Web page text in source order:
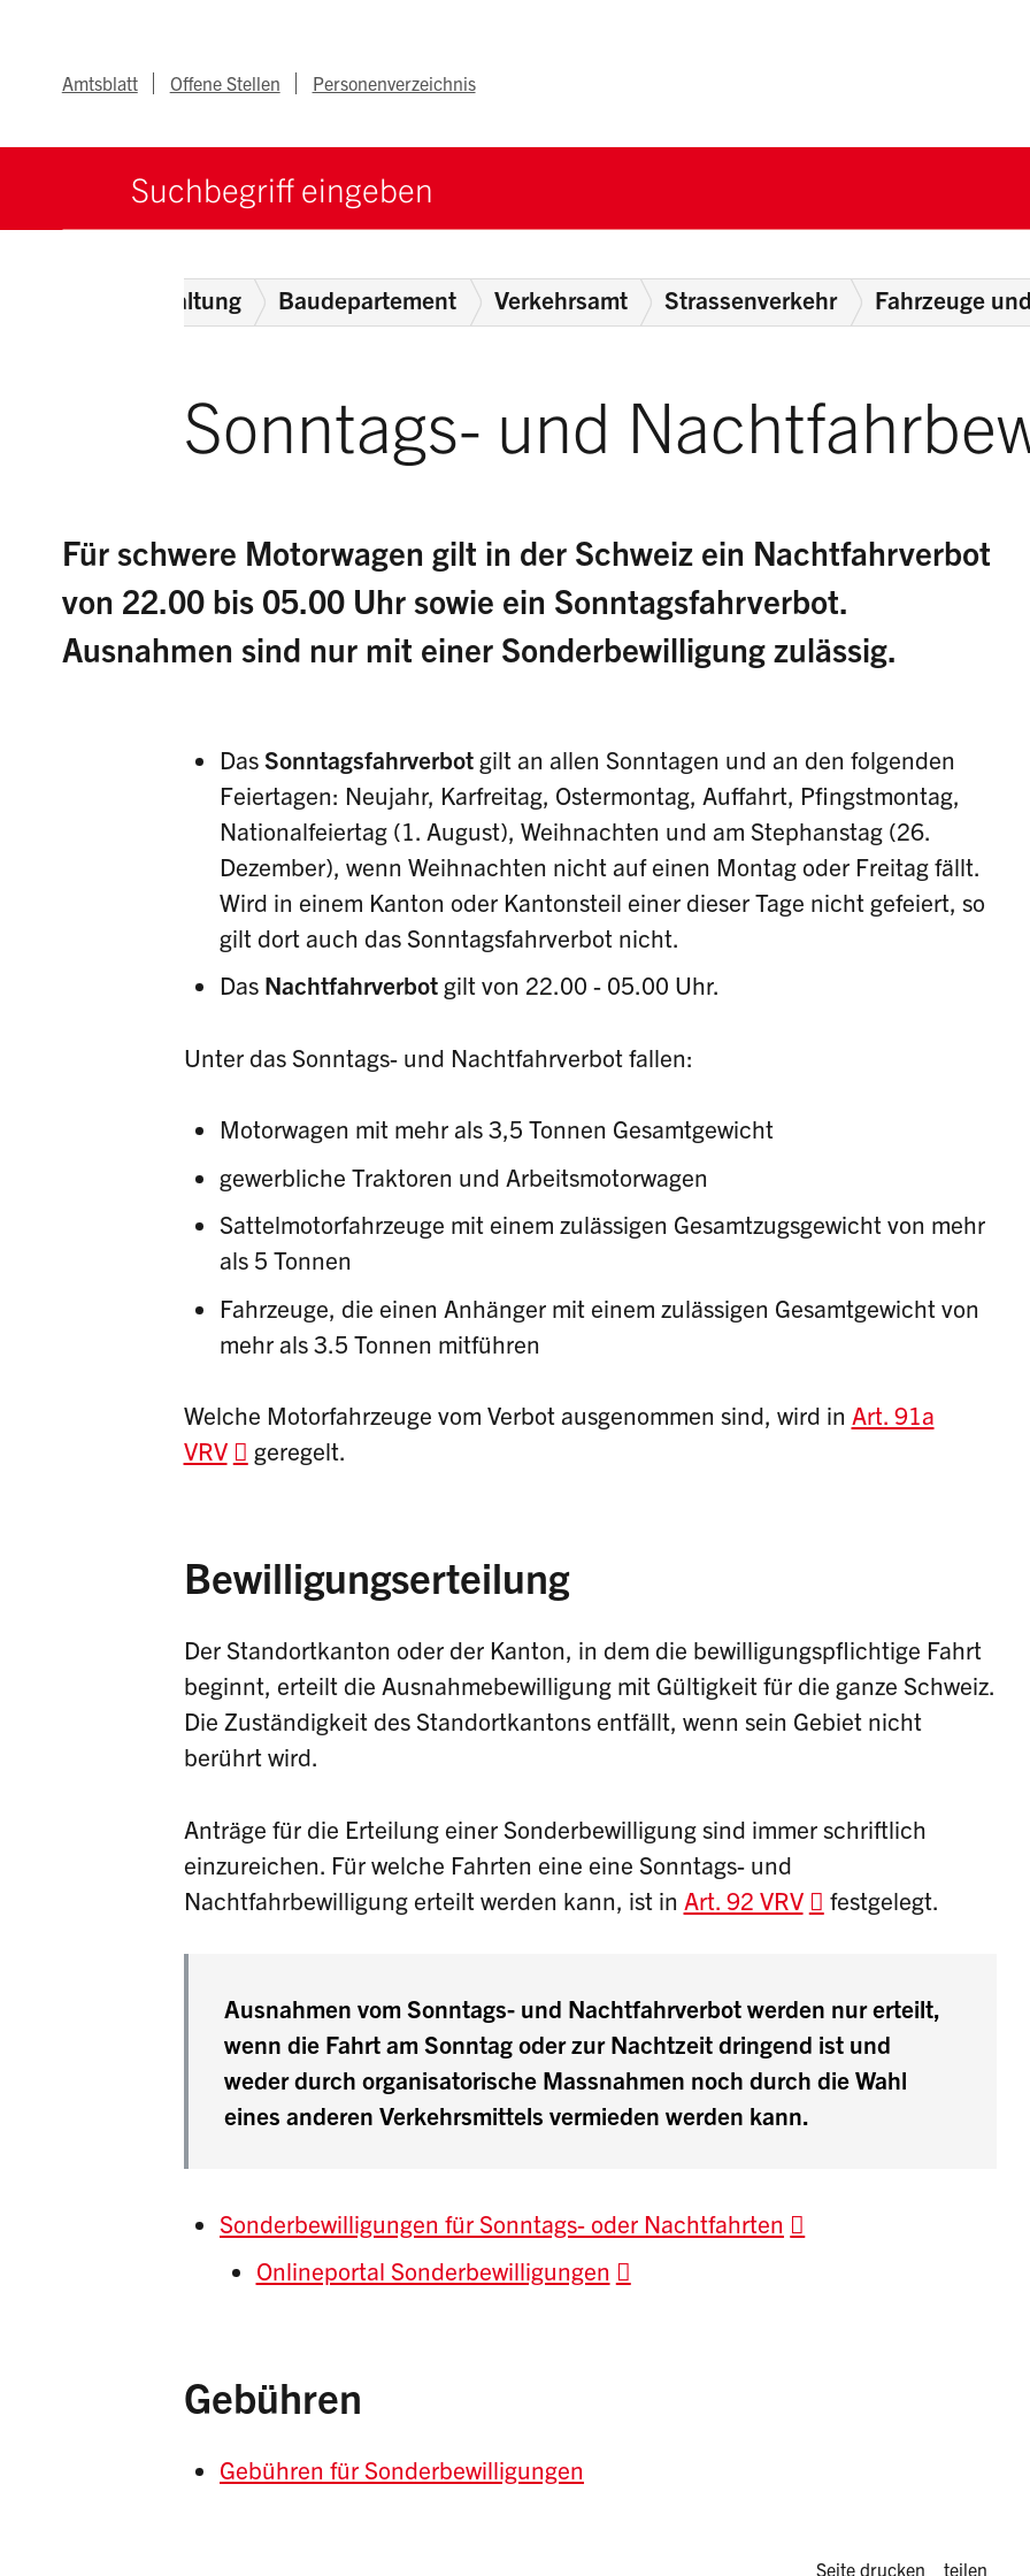
Metanav
Amtsblatt Offene Stellen Personenverzeichnis
Suchbegriff
Verwaltung Baudepartement Verkehrsamt Strassenverkehr Fahrzeuge
Sonntags- und
Für schwere Motorwagen gilt in der Schweiz ein Nachtfahrverbot
von 22.00 bis 05.00 Uhr sowie ein Sonntagsfahrverbot.
Ausnahmen sind nur mit einer Sonderbewilligung zulässig.
DasSonntagsfahrverbot gilt an allen Sonntagen und an den folgenden
Feiertagen: Neujahr, Karfreitag, Ostermontag, Auffahrt, Pfingstmontag,
Nationalfeiertag (1. August), Weihnachten und am Stephanstag (26.
Dezember), wenn Weihnachten nicht auf einen Montag oder Freitag fällt.
Wird in einem Kanton oder Kantonsteil einer dieser Tage nicht gefeiert, so
gilt dort auch das Sonntagsfahrverbot nicht.
Das Nachtfahrverbot gilt von 22.00 - 05.00 Uhr.
Unter das Sonntags- und Nachtfahrverbot fallen:
Motorwagen mit mehr als 3,5 Tonnen Gesamtgewicht
gewerbliche Traktoren und Arbeitsmotorwagen
Sattelmotorfahrzeuge mit einem zulässigen Gesamtzugsgewicht von mehr
als 5 Tonnen
Fahrzeuge, die einen Anhänger mit einem zulässigen Gesamtgewicht von
mehr als 3.5 Tonnen mitführen
Welche Motorfahrzeuge vom Verbot ausgenommen sind, wird in Art. 91a
VRV
geregelt.
Bewilligungserteilung
Der Standortkanton oder der Kanton, in dem die bewilligungspflichtige Fahrt
beginnt, erteilt die Ausnahmebewilligung mit Gültigkeit für die ganze Schweiz.
Die Zuständigkeit des Standortkantons entfällt, wenn sein Gebiet nicht
berührt wird.
Anträge für die Erteilung einer Sonderbewilligung sind immer schriftlich
einzureichen. Für welche Fahrten eine eine Sonntags- und
Nachtfahrbewilligung erteilt werden kann, ist in Art. 92 VRV festgelegt.
Ausnahmen vom Sonntags- und Nachtfahrverbot werden nur erteilt,
wenn die Fahrt am Sonntag oder zur Nachtzeit dringend ist und
weder durch organisatorische Massnahmen noch durch die Wahl
eines anderen Verkehrsmittels vermieden werden kann.
Sonderbewilligungen für Sonntags- oder Nachtfahrten
Onlineportal Sonderbewilligungen
Gebühren
Gebühren für Sonderbewilligungen
Seite drucken teilen